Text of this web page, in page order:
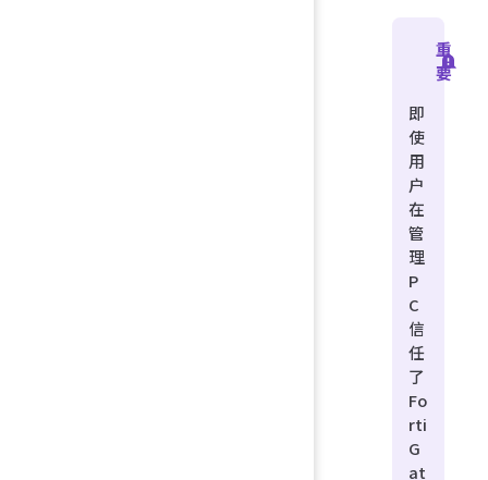
重
要
即
使
用
户
在
管
理
P
C
信
任
了
Fo
rti
G
at